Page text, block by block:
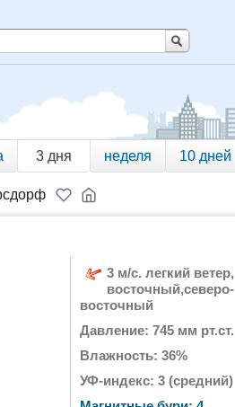
3 дня неделя 10 дней
3 м/с. легкий ветер,
восточный,северо-
восточный
Давление: 745 мм рт.ст.
Влажность: 36%
УФ-индекс: 3 (средний)